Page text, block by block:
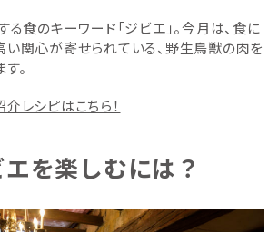
る食のキーワード「ジビエ」。今月は、食に
い関心が寄せられている、野生鳥獣の肉を
。
レシピはこちら！
を楽しむには？